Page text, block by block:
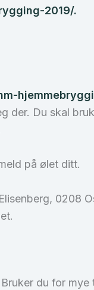
2019/.
der. Du skal
på ølet ditt.
0208
du for